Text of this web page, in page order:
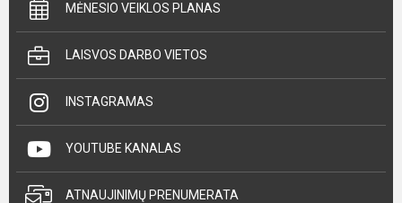
MĖNESIO VEIKLOS PLANAS
LAISVOS DARBO VIETOS
INSTAGRAMAS
YOUTUBE KANALAS
ATNAUJINIMŲ PRENUMERATA